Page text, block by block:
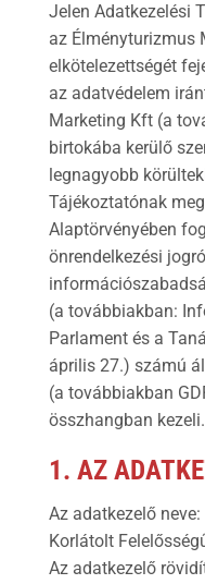
Jelen Adatkezelési
az Élményturizmus
elkötelezettségét
az adatvédelem
Marketing Kft (a
birtokába kerülő
legnagyobb
Tájékoztatónak
Alaptörvényében
önrendelkezési
(a továbbiakban:
Parlament és a
április 27.) számú
(a továbbiakban
összhangban kezeli.
1. AZ
Az adatkezelő
Korlátolt
Az adatkezelő